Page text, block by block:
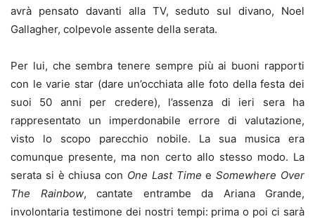
avrà pensato davanti alla TV, seduto sul divano, Noel
Gallagher, colpevole assente della serata.
Per lui, che sembra tenere sempre più ai buoni rapporti
con le varie star (dare un’occhiata alle foto della festa dei
suoi 50 anni per credere), l’assenza di ieri sera ha
rappresentato un imperdonabile errore di valutazione,
visto lo scopo parecchio nobile. La sua musica era
comunque presente, ma non certo allo stesso modo. La
serata si è chiusa con One Last Time eSomewhere Over
The Rainbow, cantate entrambe da Ariana Grande,
involontaria testimone dei nostri tempi: prima o poi ci sarà